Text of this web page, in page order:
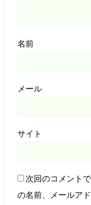
名前
メール
サイト
次回のコメント
の名前、メールア